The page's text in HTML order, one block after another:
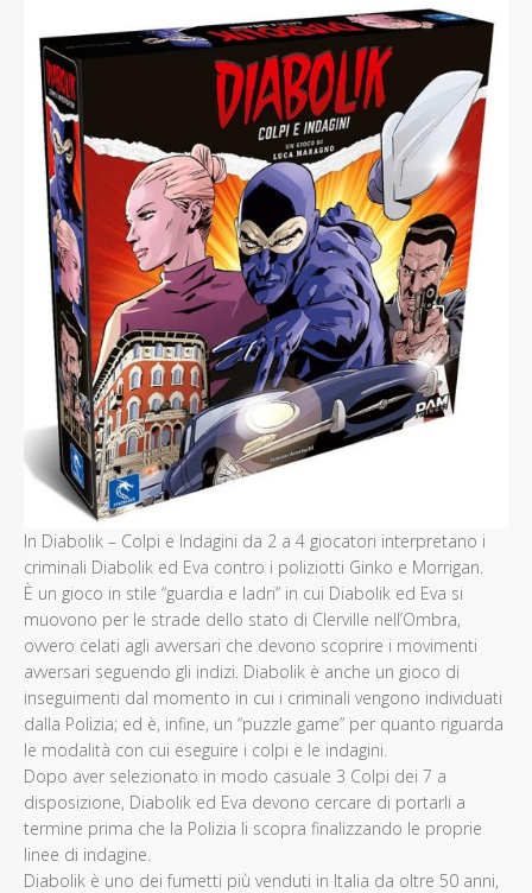
In Diabolik – Colpi e Indagini da 2 a 4 giocatori interpretano i
criminali Diabolik ed Eva contro i poliziotti Ginko e Morrigan.
È un gioco in stile “guardia e ladri” in cui Diabolik ed Eva si
muovono per le strade dello stato di Clerville nell’Ombra,
ovvero celati agli avversari che devono scoprire i movimenti
avversari seguendo gli indizi. Diabolik è anche un gioco di
inseguimenti dal momento in cui i criminali vengono individuati
dalla Polizia; ed è, infine, un “puzzle game” per quanto riguarda
le modalità con cui eseguire i colpi e le indagini.
Dopo aver selezionato in modo casuale 3 Colpi dei 7 a
disposizione, Diabolik ed Eva devono cercare di portarli a
termine prima che la Polizia li scopra finalizzando le proprie
linee di indagine.
Diabolik è uno dei fumetti più venduti in Italia da oltre 50 anni,